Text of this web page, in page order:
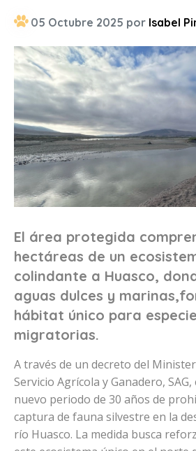
05 Octubre 2025 por Isabel
El área protegida
hectáreas de un
colindante a Huasco,
aguas dulces y
hábitat único para
migratorias.
A través de un decreto del
Servicio Agrícola y Ganadero,
nuevo periodo de 30 años de
captura de fauna silvestre en la
río Huasco. La medida busca